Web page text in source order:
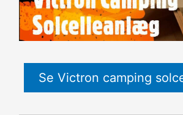
Se Victron camping